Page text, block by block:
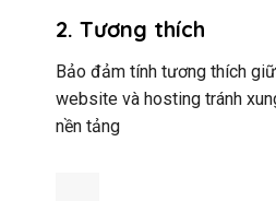
2. Tương thích
Bảo đảm tính tương thích
website và hosting tránh
nền tảng